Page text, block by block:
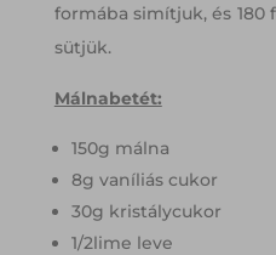
formába simítjuk, és 180
sütjük.
Málnabetét:
150g málna
8g vaníliás cukor
30g kristálycukor
1/2lime leve